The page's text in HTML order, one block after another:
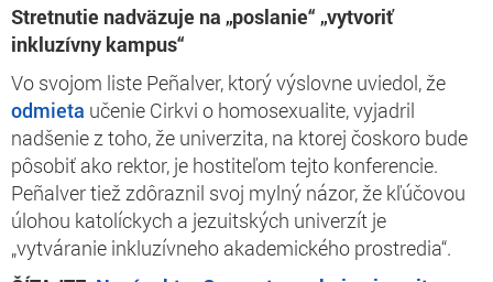
Stretnutie nadväzuje na „poslanie“ „vytvoriť
inkluzívny kampus“
Vo svojom liste Peñalver, ktorý výslovne uviedol, že
odmieta učenie Cirkvi o homosexualite, vyjadril
nadšenie z toho, že univerzita, na ktorej čoskoro bude
pôsobiť ako rektor, je hostiteľom tejto konferencie.
Peñalver tiež zdôraznil svoj mylný názor, že kľúčovou
úlohou katolíckych a jezuitských univerzít je
„vytváranie inkluzívneho akademického prostredia“.